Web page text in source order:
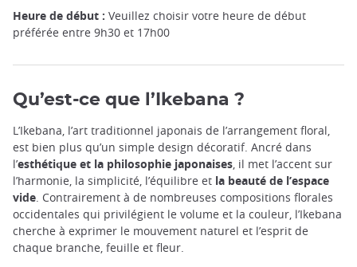
Heure de début : Veuillez choisir votre heure de début
préférée entre 9h30 et 17h00
Qu’est-ce que l’Ikebana ?
L’Ikebana, l’art traditionnel japonais de l’arrangement floral,
est bien plus qu’un simple design décoratif. Ancré dans
l’esthétique et la philosophie japonaises, il met l’accent sur
l’harmonie, la simplicité, l’équilibre et la beauté de l’espace
vide. Contrairement à de nombreuses compositions florales
occidentales qui privilégient le volume et la couleur, l’Ikebana
cherche à exprimer le mouvement naturel et l’esprit de
chaque branche, feuille et fleur.